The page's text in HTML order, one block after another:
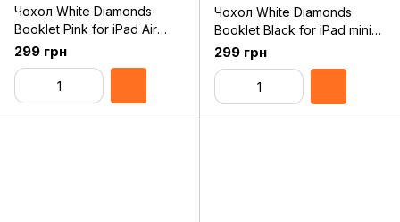
Чохол White Diamonds
Booklet Pink for iPad Air
(1161TRI41)
299 грн
Чохол White Diamonds
Booklet Black for iPad mini
Retina (6011TRI6)
299 грн